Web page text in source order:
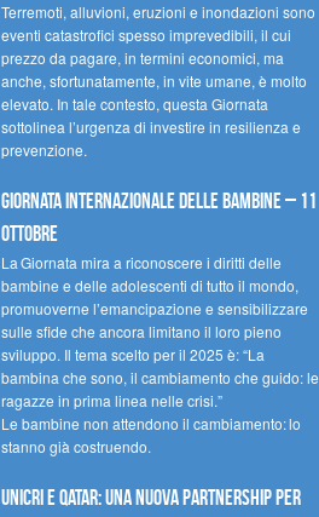
Terremoti, alluvioni, eruzioni e inondazioni sono
eventi catastrofici spesso imprevedibili, il cui
prezzo da pagare, in termini economici, ma
anche, sfortunatamente, in vite umane, è molto
elevato. In tale contesto, questa Giornata
sottolinea l’urgenza di investire in resilienza e
prevenzione.
Giornata internazionale delle bambine – 11
ottobre
La Giornata mira a riconoscere i diritti delle
bambine e delle adolescenti di tutto il mondo,
promuoverne l’emancipazione e sensibilizzare
sulle sfide che ancora limitano il loro pieno
sviluppo. Il tema scelto per il 2025 è: “La
bambina che sono, il cambiamento che guido: le
ragazze in prima linea nelle crisi.”
Le bambine non attendono il cambiamento: lo
stanno già costruendo.
UNICRI e Qatar: una nuova partnership per